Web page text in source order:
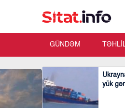
GÜNDƏM
yük